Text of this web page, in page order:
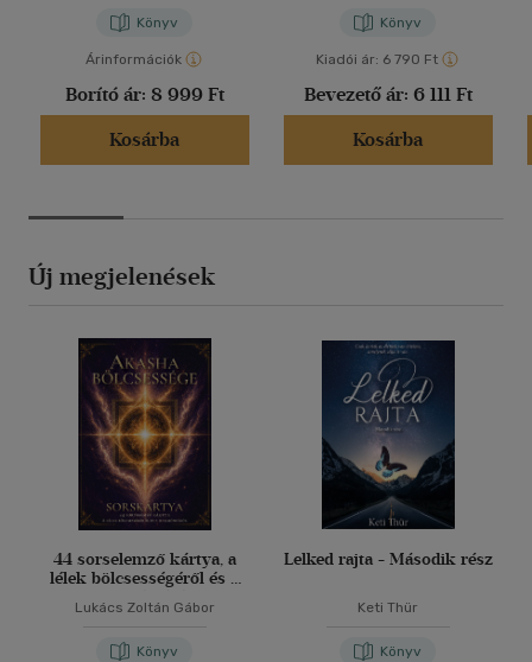
Könyv
Árinformációk
Borító ár: 8 999 Ft
Kosárba
Könyv
Kiadói ár: 6 790 Ft
Bevezető ár: 6 111 Ft
Kosárba
Új megjelenések
44 sorselemző kártya, a
lélek bölcsességéről és a
Lukács Zoltán Gábor
Könyv
Lelked rajta - Második rész
Keti Thür
Könyv